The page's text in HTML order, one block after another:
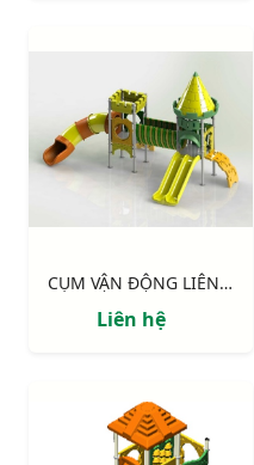
CỤM VẬN ĐỘNG LIÊN HOÀN LLDPE NIK134080RT
Liên hệ